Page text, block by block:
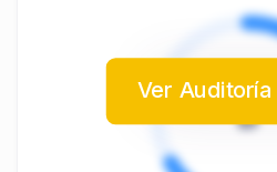
B
Ver